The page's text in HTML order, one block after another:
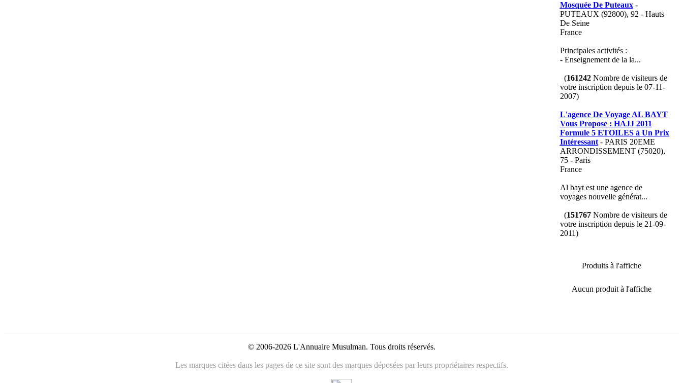
Mosquée De Puteaux-
PUTEAUX (92800), 92 - Hauts
De Seine
France
Principales activités :
- Enseignement de la la...
(161242Nombre de visiteurs de
votre inscription depuis le 07-11-
2007)
L'agence De Voyage AL BAYT
Vous Propose : HAJJ 2011
Formule 5 ETOILES à Un Prix
Intéressant- PARIS 20EME
ARRONDISSEMENT (75020),
75 - Paris
France
Al bayt est une agence de
voyages nouvelle générat...
(151767Nombre de visiteurs de
votre inscription depuis le 21-09-
2011)
Produits à l'affiche
Aucun produit à l'affiche
© 2006-2026 L'Annuaire Musulman. Tous droits réservés.
Les marques citées dans les pages de ce site sont des marques déposées par leurs propriétaires respectifs.